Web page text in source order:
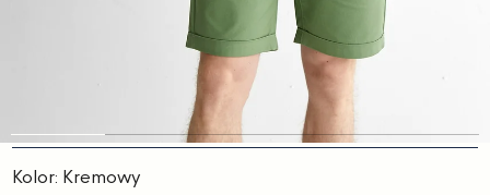
Slajd
Slajd
Slajd
Kolor: Kremowy